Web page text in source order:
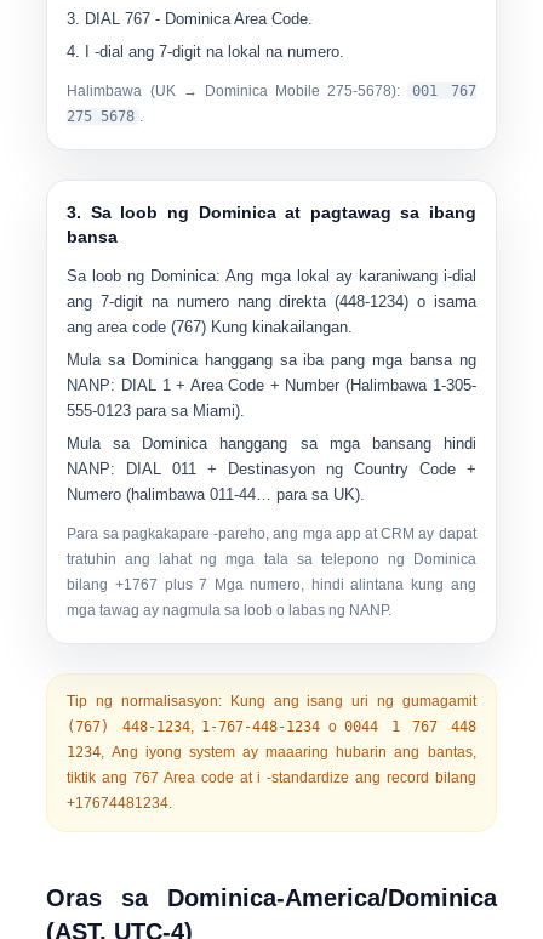
DIAL767 - Dominica Area Code.
I -dial ang7-digit na lokal na numero.
Halimbawa (UK → Dominica Mobile275-5678):
001 767
275 5678 .
3. Sa loob ng Dominica at pagtawag sa ibang
bansa
Sa loob ng Dominica: Ang mga lokal ay karaniwang i-dial
ang 7-digit na numero nang direkta (448-1234) o isama
ang area code(767) Kung kinakailangan.
Mula sa Dominica hanggang sa iba pang mga bansa ng
NANP: DIAL 1+ Area Code + Number (Halimbawa 1-305-
555-0123 para sa Miami).
Mula sa Dominica hanggang sa mga bansang hindi
NANP: DIAL011 + Destinasyon ng Country Code +
Numero (halimbawa011-44… para sa UK).
Para sa pagkakapare -pareho, ang mga app at CRM ay dapat
tratuhin ang lahat ng mga tala sa telepono ng Dominica
bilang +1767 plus 7 Mga numero, hindi alintana kung ang
mga tawag ay nagmula sa loob o labas ng NANP.
Tip ng normalisasyon:Kung ang isang uri ng gumagamit
(767) 448-1234, 1-767-448-1234 o0044 1 767 448
1234, Ang iyong system ay maaaring hubarin ang bantas,
tiktik ang767 Area code at i -standardize ang record bilang
+17674481234.
Oras sa Dominica-America/Dominica
(AST, UTC-4)